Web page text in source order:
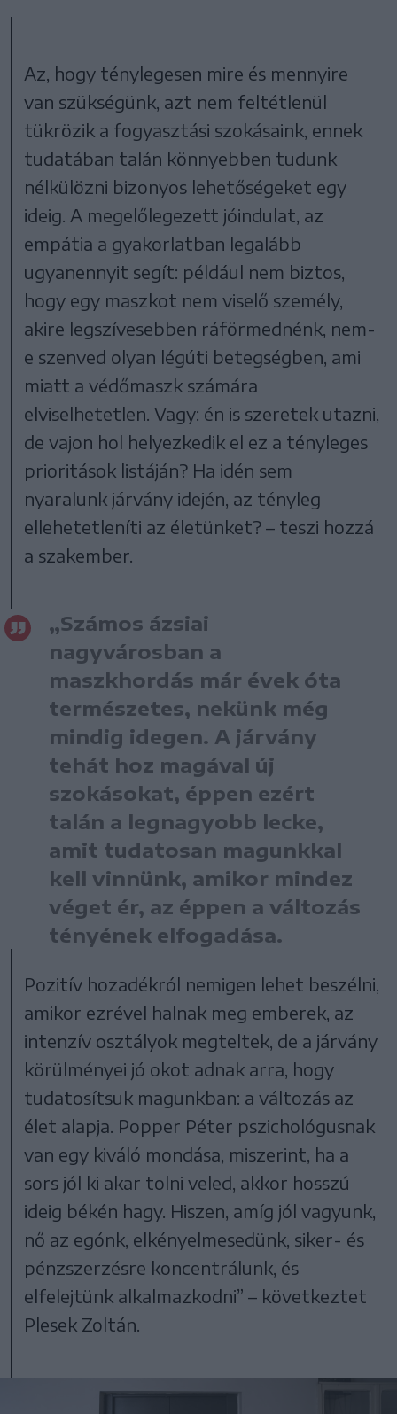
Az, hogy ténylegesen mire és mennyire
van szükségünk, azt nem feltétlenül
tükrözik a fogyasztási szokásaink, ennek
tudatában talán könnyebben tudunk
nélkülözni bizonyos lehetőségeket egy
ideig. A megelőlegezett jóindulat, az
empátia a gyakorlatban legalább
ugyanennyit segít: például nem biztos,
hogy egy maszkot nem viselő személy,
akire legszívesebben ráförmednénk, nem-
e szenved olyan légúti betegségben, ami
miatt a védőmaszk számára
elviselhetetlen. Vagy: én is szeretek utazni,
de vajon hol helyezkedik el ez a tényleges
prioritások listáján? Ha idén sem
nyaralunk járvány idején, az tényleg
ellehetetleníti az életünket? – teszi hozzá
a szakember.
„Számos ázsiai
nagyvárosban a
maszkhordás már évek óta
természetes, nekünk még
mindig idegen. A járvány
tehát hoz magával új
szokásokat, éppen ezért
talán a legnagyobb lecke,
amit tudatosan magunkkal
kell vinnünk, amikor mindez
véget ér, az éppen a változás
tényének elfogadása.
Pozitív hozadékról nemigen lehet beszélni,
amikor ezrével halnak meg emberek, az
intenzív osztályok megteltek, de a járvány
körülményei jó okot adnak arra, hogy
tudatosítsuk magunkban: a változás az
élet alapja. Popper Péter pszichológusnak
van egy kiváló mondása, miszerint, ha a
sors jól ki akar tolni veled, akkor hosszú
ideig békén hagy. Hiszen, amíg jól vagyunk,
nő az egónk, elkényelmesedünk, siker- és
pénzszerzésre koncentrálunk, és
elfelejtünk alkalmazkodni” – következtet
Plesek Zoltán.